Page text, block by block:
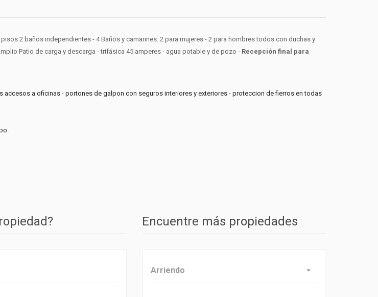
2 baños independientes - 4 Baños y camarines: 2 para mujeres - 2 para hombres todos con duchas y
Patio de carga y descarga - trifásica 45 amperes - agua potable y de pozo - Recepción final para
a oficinas - portones de galpon con seguros interiores y exteriores - proteccion de fierros en todas
Encuentre más propiedades
Arriendo